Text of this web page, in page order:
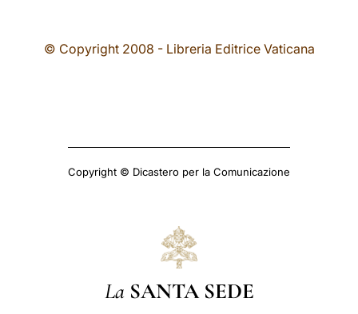
© Copyright 2008 - Libreria Editrice Vaticana
Copyright © Dicastero per la Comunicazione
La SANTA SEDE